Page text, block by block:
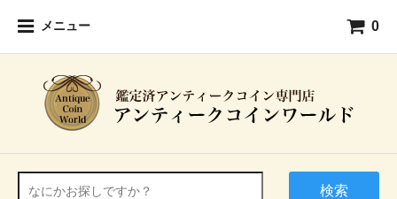
メニュー 0
検索